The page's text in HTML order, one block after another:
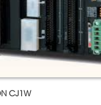
CJ1W